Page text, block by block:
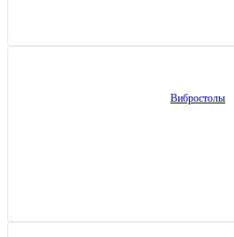
Вибростолы